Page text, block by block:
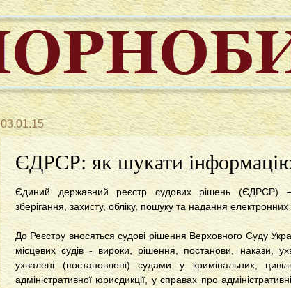
03.01.15
ЄДРСР: як шукати
Єдиний державний реєстр судових рішень (ЄДРСР)
зберігання, захисту, обліку, пошуку та надання
До Реєстру вносяться судові рішення Верховного Суду
місцевих судів - вироки, рішення, постанови, накази,
ухвалені (постановлені) судами у кримінальних,
адміністративної юрисдикції, у справах про